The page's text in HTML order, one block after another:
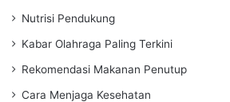
Nutrisi Pendukung
Kabar Olahraga Paling Terkini
Rekomendasi Makanan Penutup
Cara Menjaga Kesehatan